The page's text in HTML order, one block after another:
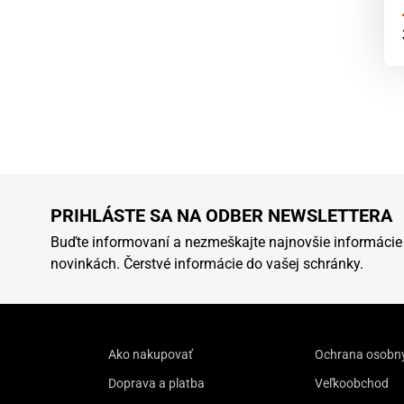
PRIHLÁSTE SA NA ODBER NEWSLETTERA
Buďte informovaní a nezmeškajte najnovšie
novinkách. Čerstvé informácie do vašej schránky.
Ako nakupovať
Doprava a platba
Ochrana
Veľkoobchod